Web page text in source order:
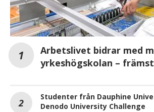
Arbetslivet bidrar med
yrkeshögskolan –
Studenter från Dauphine
Denodo University Challenge